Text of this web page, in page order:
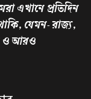
এখানে প্রতিদিন
যেমন- রাজ্য,
ও আরও